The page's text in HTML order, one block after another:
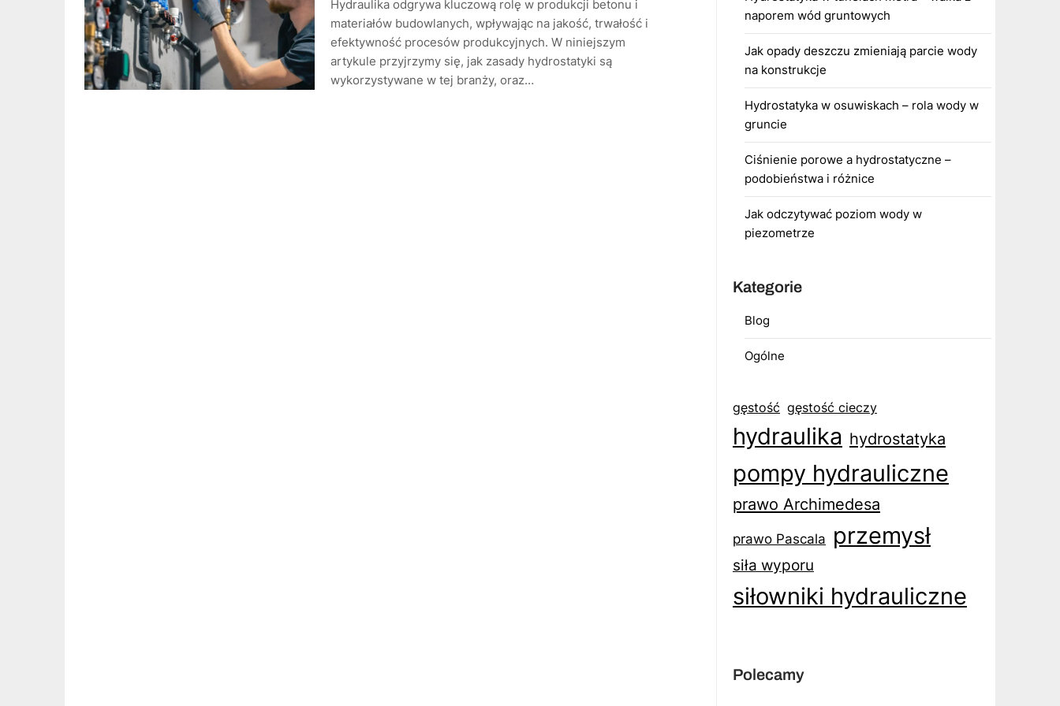
Hydraulika odgrywa kluczową rolę w produkcji betonu i
materiałów budowlanych, wpływając na jakość, trwałość i
efektywność procesów produkcyjnych. W niniejszym
artykule przyjrzymy się, jak zasady hydrostatyki są
wykorzystywane w tej branży, oraz…
naporem wód gruntowych
Jak opady deszczu zmieniają parcie wody
na konstrukcje
Hydrostatyka w osuwiskach – rola wody w
gruncie
Ciśnienie porowe a hydrostatyczne –
podobieństwa i różnice
Jak odczytywać poziom wody w
piezometrze
Kategorie
Blog
Ogólne
gęstość gęstość cieczy
hydraulika hydrostatyka
pompy hydrauliczne
prawo Archimedesa
prawo Pascala przemysł
siła wyporu
siłowniki hydrauliczne
Polecamy